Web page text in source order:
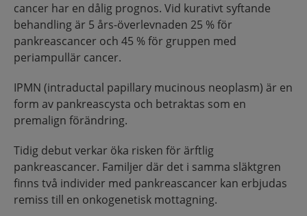
cancer har en dålig prognos. Vid kurativt syftande
behandling är 5 års-överlevnaden 25 % för
pankreascancer och 45 % för gruppen med
periampullär cancer.
IPMN (intraductal papillary mucinous neoplasm) är en
form av pankreascysta och betraktas som en
premalign förändring.
Tidig debut verkar öka risken för ärftlig
pankreascancer. Familjer där det i samma släktgren
finns två individer med pankreascancer kan erbjudas
remiss till en onkogenetisk mottagning.